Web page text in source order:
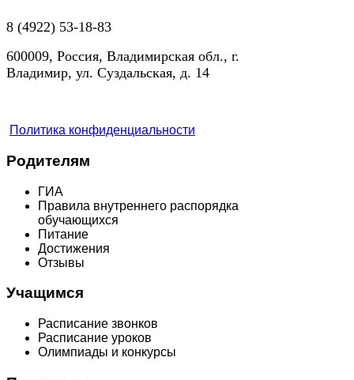
8 (4922) 53-18-83
600009, Россия, Владимирская обл., г.
Владимир, ул. Суздальская, д. 14
Политика конфиденциальности
Родителям
ГИА
Правила внутреннего распорядка
обучающихся
Питание
Достижения
Отзывы
Учащимся
Расписание звонков
Расписание уроков
Олимпиады и конкурсы